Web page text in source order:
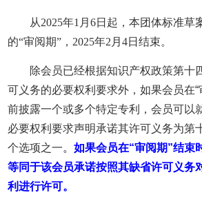
从2025年1月6日起，本团体标准草
的“审阅期”，2025年2月4日结束。
除会员已经根据知识产权政策第十
可义务的必要权利要求外，如果会员在“
前披露一个或多个特定专利，会员可以
必要权利要求声明承诺其许可义务为第
个选项之一。如果会员在“审阅期”结束
等同于该会员承诺按照其缺省许可义务
利进行许可。